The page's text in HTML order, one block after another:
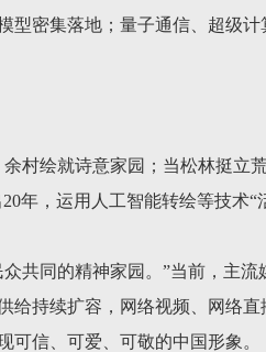
型密集落地；量子通信、超级
余村绘就诗意家园；当松林挺
年，运用人工智能转绘等技术
共同的精神家园。”当前，主
给持续扩容，网络视频、网络
可信、可爱、可敬的中国形象。